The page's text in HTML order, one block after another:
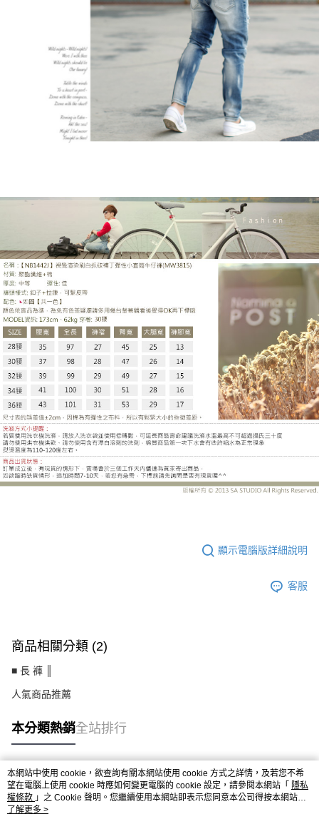
顯示電腦版詳細說明
客服
商品相關分類 (2)
■ 長 褲 ║
人氣商品推薦
本分類熱銷全站排行
熱門標籤
本網站中使用 cookie，欲查詢有關本網站使用 cookie 方式之詳情，及若您不希
望在電腦上使用 cookie 時應如何變更電腦的 cookie 設定，請參閱本網站「 隱私
權條款 」之 Cookie 聲明。您繼續使用本網站即表示您同意本公司得按本網站使
用條款之 Cookie 聲明使用 cookie。
了解更多 >